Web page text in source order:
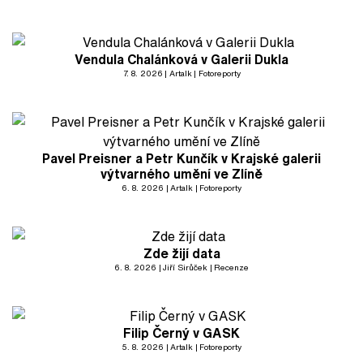
Vendula Chalánková v Galerii Dukla
7. 8. 2026 Artalk Fotoreporty
Pavel Preisner a Petr Kunčík v Krajské galerii
výtvarného umění ve Zlíně
6. 8. 2026 Artalk Fotoreporty
Zde žijí data
6. 8. 2026 Jiří Sirůček Recenze
Filip Černý v GASK
5. 8. 2026 Artalk Fotoreporty